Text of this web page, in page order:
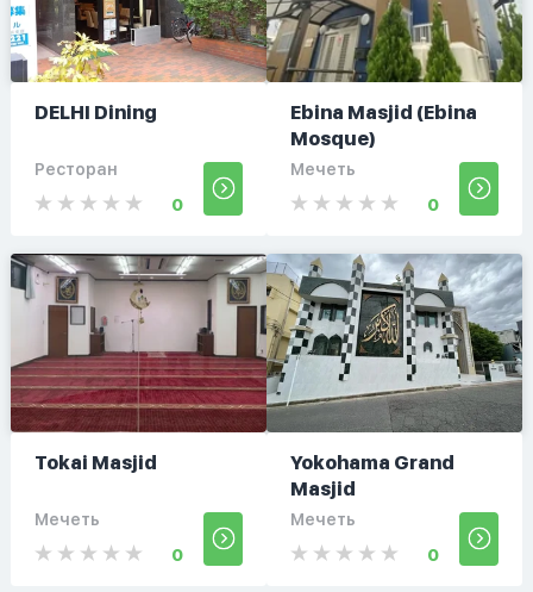
DELHI Dining
Ресторан
0
Ebina Masjid (Ebina
Mosque)
Мечеть
0
Tokai Masjid
Мечеть
0
Yokohama Grand
Masjid
Мечеть
0